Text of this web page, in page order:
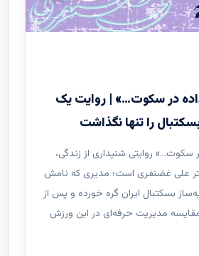
در سکوت…» | روایت یک
را تنها نگذاشت
روایتی شنیداری از زندگی،
علی غضنفری است؛ مدیری که نامش
بسکتبال ایران گره خورده و پس از
مدیریت حرفه‌ای در این ورزش